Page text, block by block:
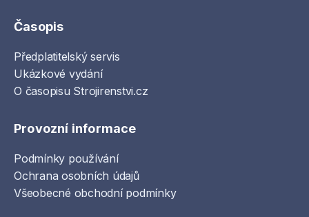
Časopis
Předplatitelský servis
Ukázkové vydání
O časopisu Strojirenstvi.cz
Provozní informace
Podmínky používání
Ochrana osobních údajů
Všeobecné obchodní podmínky